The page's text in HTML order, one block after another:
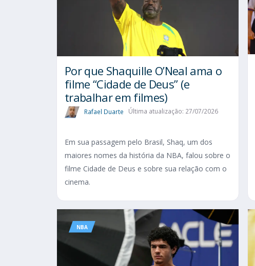
Por que Shaquille O’Neal ama o
filme “Cidade de Deus” (e
trabalhar em filmes)
Rafael Duarte Última atualização: 27/07/2026
Em sua passagem pelo Brasil, Shaq, um dos
maiores nomes da história da NBA, falou sobre o
filme Cidade de Deus e sobre sua relação com o
cinema.
NBA